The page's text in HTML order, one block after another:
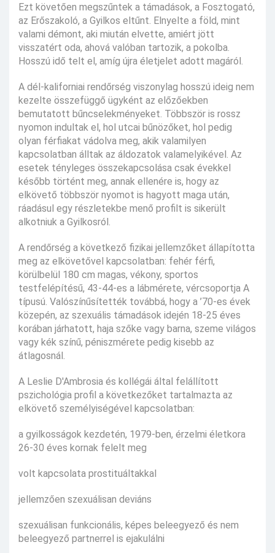
Ezt követően megszűntek a támadások, a Fosztogató,
az Erőszakoló, a Gyilkos eltűnt. Elnyelte a föld, mint
valami démont, aki miután elvette, amiért jött
visszatért oda, ahová valóban tartozik, a pokolba.
Hosszú idő telt el, amíg újra életjelet adott magáról.
A dél-kaliforniai rendőrség viszonylag hosszú ideig nem
kezelte összefüggő ügyként az előzőekben
bemutatott bűncselekményeket. Többször is rossz
nyomon indultak el, hol utcai bűnözőket, hol pedig
olyan férfiakat vádolva meg, akik valamilyen
kapcsolatban álltak az áldozatok valamelyikével. Az
esetek tényleges összekapcsolása csak évekkel
később történt meg, annak ellenére is, hogy az
elkövető többször nyomot is hagyott maga után,
ráadásul egy részletekbe menő profilt is sikerült
alkotniuk a Gyilkosról.
A rendőrség a következő fizikai jellemzőket állapította
meg az elkövetővel kapcsolatban: fehér férfi,
körülbelül 180 cm magas, vékony, sportos
testfelépítésű, 43-44-es a lábmérete, vércsoportja A
típusú. Valószínűsítették továbbá, hogy a ’70-es évek
közepén, az szexuális támadások idején 18-25 éves
korában járhatott, haja szőke vagy barna, szeme világos
vagy kék színű, péniszmérete pedig kisebb az
átlagosnál.
A Leslie D'Ambrosia és kollégái által felállított
pszichológia profil a következőket tartalmazta az
elkövető személyiségével kapcsolatban:
a gyilkosságok kezdetén, 1979-ben, érzelmi életkora
26-30 éves kornak felelt meg
volt kapcsolata prostituáltakkal
jellemzően szexuálisan deviáns
szexuálisan funkcionális, képes beleegyező és nem
beleegyező partnerrel is ejakulálni